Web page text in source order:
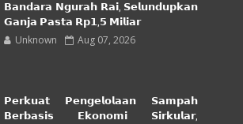
𝗕𝗮𝗻𝗱𝗮𝗿𝗮 𝗡𝗴𝘂𝗿𝗮𝗵 𝗥𝗮𝗶, 𝗦𝗲𝗹𝘂𝗻𝗱𝘂𝗽𝗸𝗮𝗻
𝗚𝗮𝗻𝗷𝗮 𝗣𝗮𝘀𝘁𝗮 𝗥𝗽𝟭,𝟱 𝗠𝗶𝗹𝗶𝗮𝗿
Unknown Aug 07, 2026
𝗣𝗲𝗿𝗸𝘂𝗮𝘁 𝗣𝗲𝗻𝗴𝗲𝗹𝗼𝗹𝗮𝗮𝗻 𝗦𝗮𝗺𝗽𝗮𝗵
𝗕𝗲𝗿𝗯𝗮𝘀𝗶𝘀 𝗘𝗸𝗼𝗻𝗼𝗺𝗶 𝗦𝗶𝗿𝗸𝘂𝗹𝗮𝗿,